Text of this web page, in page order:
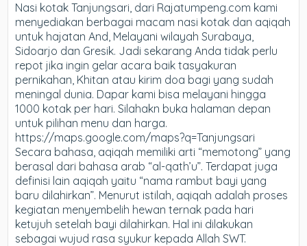
Nasi kotak Tanjungsari, dari Rajatumpeng.com kami
menyediakan berbagai macam nasi kotak dan aqiqah
untuk hajatan And, Melayani wilayah Surabaya,
Sidoarjo dan Gresik. Jadi sekarang Anda tidak perlu
repot jika ingin gelar acara baik tasyakuran
pernikahan, Khitan atau kirim doa bagi yang sudah
meningal dunia. Dapar kami bisa melayani hingga
1000 kotak per hari. Silahakn buka halaman depan
untuk pilihan menu dan harga.
https://maps.google.com/maps?q=Tanjungsari
Secara bahasa, aqiqah memiliki arti “memotong” yang
berasal dari bahasa arab “al-qath’u”. Terdapat juga
definisi lain aqiqah yaitu “nama rambut bayi yang
baru dilahirkan”. Menurut istilah, aqiqah adalah proses
kegiatan menyembelih hewan ternak pada hari
ketujuh setelah bayi dilahirkan. Hal ini dilakukan
sebagai wujud rasa syukur kepada Allah SWT.